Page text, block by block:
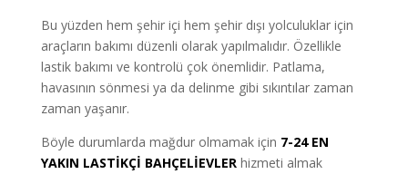
Bu yüzden hem şehir içi hem şehir dışı yolculuklar için
araçların bakımı düzenli olarak yapılmalıdır. Özellikle
lastik bakımı ve kontrolü çok önemlidir. Patlama,
havasının sönmesi ya da delinme gibi sıkıntılar zaman
zaman yaşanır.
Böyle durumlarda mağdur olmamak için 7-24 EN
YAKIN LASTİKÇİ BAHÇELİEVLER hizmeti almak